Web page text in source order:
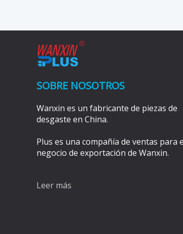
SOBRE NOSOTROS
Wanxin es un fabricante de piezas de
desgaste en China.
Plus es una compañía de ventas para
negocio de exportación de Wanxin.
Leer más